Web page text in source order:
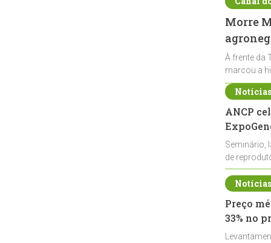
Morre
À frente da
marcou a
ANCP
Seminário,
de
durante a
Preço
33% no